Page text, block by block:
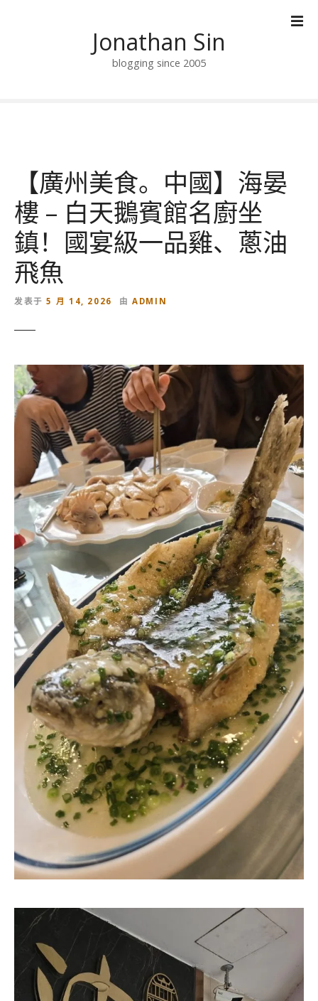
Jonathan Sin
blogging since 2005
【廣州美食。中國】海晏
樓 – 白天鵝賓館名廚坐
鎮！國宴級一品雞、蔥油
飛魚
发表于 5 月 14, 2026 由 ADMIN